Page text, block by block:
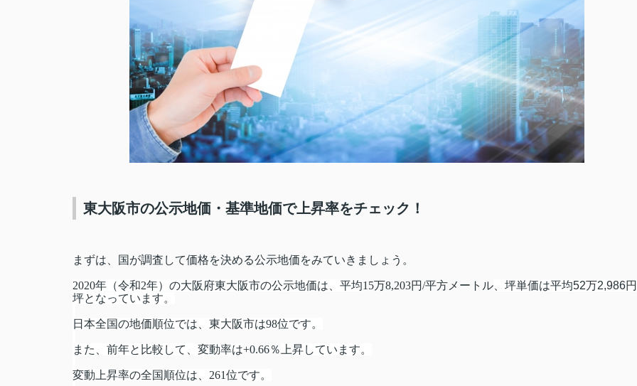
東大阪市の公示地価・基準地価で上昇率をチェック！
まずは、国が調査して価格を決める公示地価をみていきましょう。
2020年（令和2年）の大阪府東大阪市の公示地価は、平均15万8,203円/平方メートル 、坪単価は平均52万2,986
坪となっています。
日本全国の地価順位では、東大阪市は98位です。
また、前年と比較して、変動率は+0.66％ 上昇しています。
変動上昇率の全国順位は、261位です。